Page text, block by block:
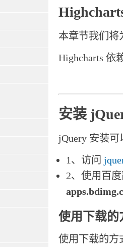
本章节我们将
Highcharts 依
安装
jQuery 安装
1、访问
2、使用百
使用下载的
使用下载的方